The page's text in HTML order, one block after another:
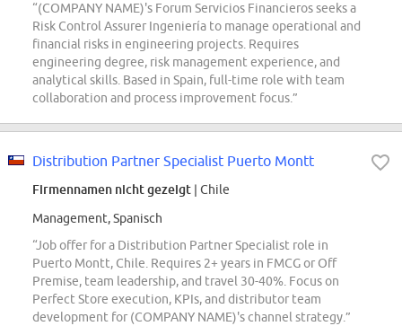
“(COMPANY NAME)'s Forum Servicios Financieros seeks a
Risk Control Assurer Ingeniería to manage operational and
financial risks in engineering projects. Requires
engineering degree, risk management experience, and
analytical skills. Based in Spain, full-time role with team
collaboration and process improvement focus.”
Distribution Partner Specialist Puerto Montt
Firmennamen nicht gezeigt | Chile
Management, Spanisch
“Job offer for a Distribution Partner Specialist role in
Puerto Montt, Chile. Requires 2+ years in FMCG or Off
Premise, team leadership, and travel 30-40%. Focus on
Perfect Store execution, KPIs, and distributor team
development for (COMPANY NAME)'s channel strategy.”